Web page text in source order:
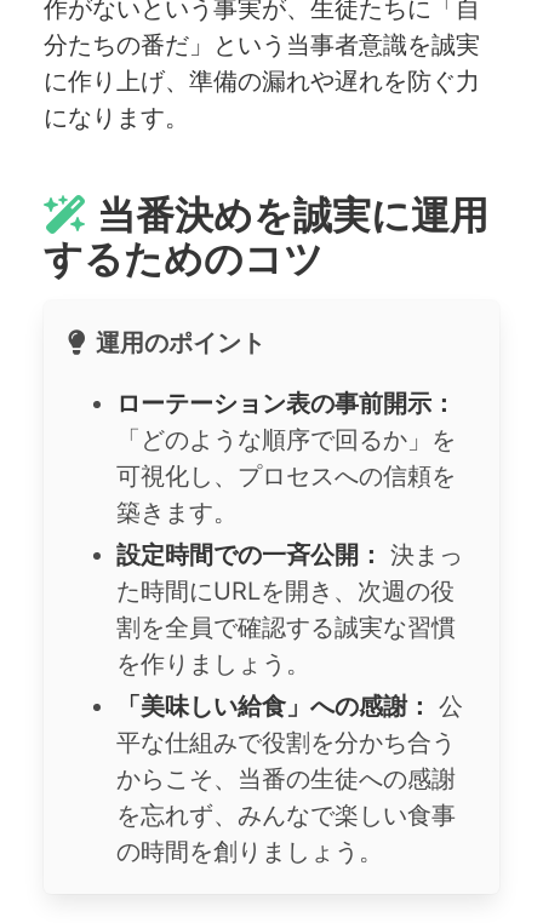
作がないという事実が、生徒たちに「自
分たちの番だ」という当事者意識を誠実
に作り上げ、準備の漏れや遅れを防ぐ力
になります。
当番決めを誠実に運用
するためのコツ
運用のポイント
ローテーション表の事前開示：
「どのような順序で回るか」を
可視化し、プロセスへの信頼を
築きます。
設定時間での一斉公開： 決まっ
た時間にURLを開き、次週の役
割を全員で確認する誠実な習慣
を作りましょう。
「美味しい給食」への感謝： 公
平な仕組みで役割を分かち合う
からこそ、当番の生徒への感謝
を忘れず、みんなで楽しい食事
の時間を創りましょう。